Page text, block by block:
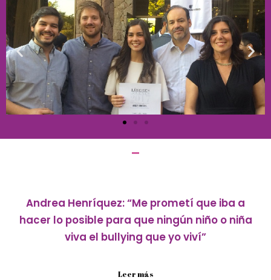
Andrea Henríquez: “Me prometí que iba a
hacer lo posible para que ningún niño o niña
viva el bullying que yo viví”
Leer más